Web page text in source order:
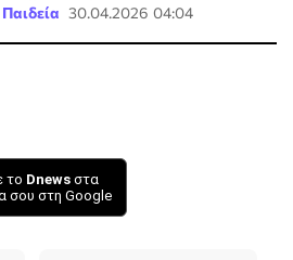
Παιδεία 30.04.2026 04:04
το Dnews στα
σου στη Google